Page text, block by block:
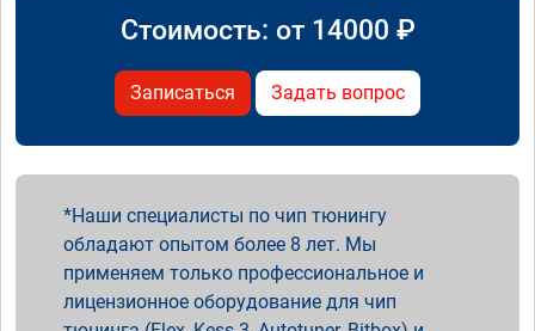
Стоимость: от 14000 ₽
Записаться Задать вопрос
Наши специалисты по чип тюнингу
обладают опытом более 8 лет. Мы
применяем только профессиональное и
лицензионное оборудование для чип